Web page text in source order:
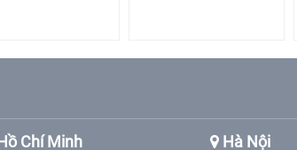
Chí Minh Hà Nội